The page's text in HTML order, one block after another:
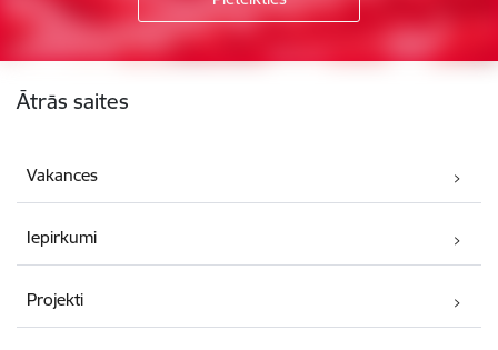
Ātrās saites
Vakances
Iepirkumi
Projekti